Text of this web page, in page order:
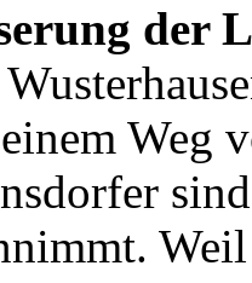
der
Weg